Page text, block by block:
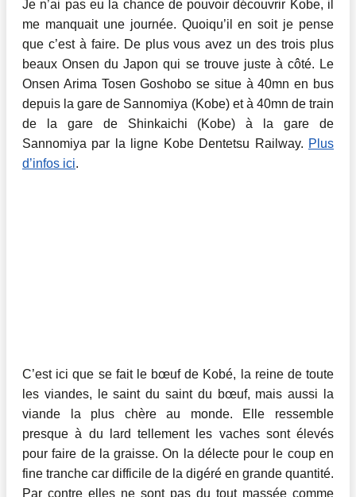
Je n’ai pas eu la chance de pouvoir découvrir Kobe, il
me manquait une journée. Quoiqu’il en soit je pense
que c’est à faire. De plus vous avez un des trois plus
beaux Onsen du Japon qui se trouve juste à côté. Le
Onsen Arima Tosen Goshobo se situe à 40mn en bus
depuis la gare de Sannomiya (Kobe) et à 40mn de train
de la gare de Shinkaichi (Kobe) à la gare de
Sannomiya par la ligne Kobe Dentetsu Railway. Plus
d’infos ici.
C’est ici que se fait le bœuf de Kobé, la reine de toute
les viandes, le saint du saint du bœuf, mais aussi la
viande la plus chère au monde. Elle ressemble
presque à du lard tellement les vaches sont élevés
pour faire de la graisse. On la délecte pour le coup en
fine tranche car difficile de la digéré en grande quantité.
Par contre elles ne sont pas du tout massée comme